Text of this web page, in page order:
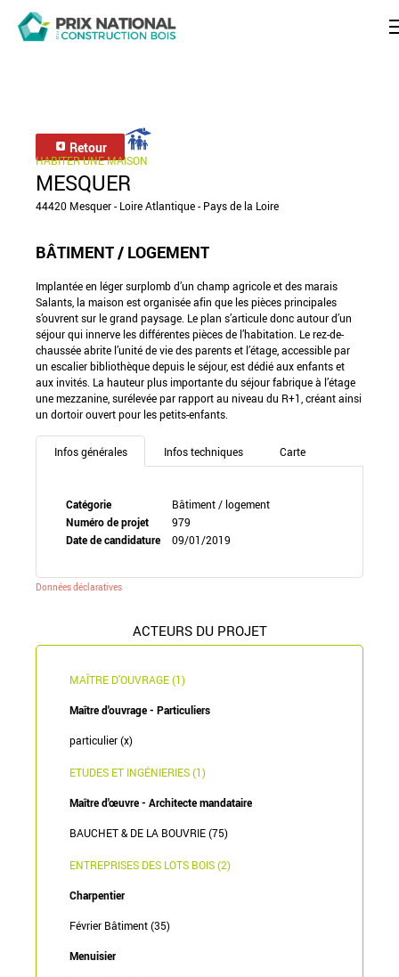
Retour
HABITER UNE MAISON
MESQUER
44420 Mesquer - Loire Atlantique - Pays de la Loire
BÂTIMENT / LOGEMENT
Implantée en léger surplomb d’un champ agricole et des marais
Salants, la maison est organisée afin que les pièces principales
s’ouvrent sur le grand paysage. Le plan s’articule donc autour d’un
séjour qui innerve les différentes pièces de l’habitation. Le rez-de-
chaussée abrite l’unité de vie des parents et l’étage, accessible par
un escalier bibliothèque depuis le séjour, est dédié aux enfants et
aux invités. La hauteur plus importante du séjour fabrique à l’étage
une mezzanine, surélevée par rapport au niveau du R+1, créant ainsi
un dortoir ouvert pour les petits-enfants.
Infos générales Infos techniques Carte
Catégorie
Bâtiment / logement
Numéro de projet
979
Date de candidature
09/01/2019
Données déclaratives
ACTEURS DU PROJET
MAÎTRE D'OUVRAGE (1)
Maître d'ouvrage - Particuliers
particulier (x)
ETUDES ET INGÉNIERIES (1)
Maître d'œuvre - Architecte mandataire
BAUCHET & DE LA BOUVRIE (75)
ENTREPRISES DES LOTS BOIS (2)
Charpentier
Février Bâtiment (35)
Menuisier